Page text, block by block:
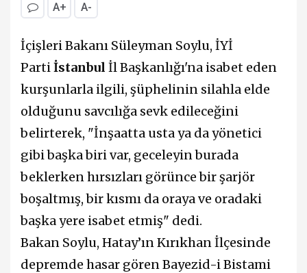
A+ A-
İçişleri Bakanı Süleyman Soylu, İYİ
Partiİstanbul İl Başkanlığı'na isabet eden
kurşunlarla ilgili, şüphelinin silahla elde
olduğunu savcılığa sevk edileceğini
belirterek, "İnşaatta usta ya da yönetici
gibi başka biri var, geceleyin burada
beklerken hırsızları görünce bir şarjör
boşaltmış, bir kısmı da oraya ve oradaki
başka yere isabet etmiş" dedi.
Bakan Soylu, Hatay’ın Kırıkhan İlçesinde
depremde hasar gören Bayezid-i Bistami